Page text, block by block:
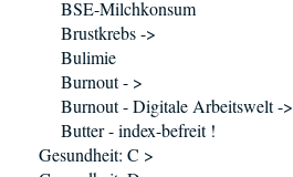
BSE-Milchkonsum
Brustkrebs ->
Bulimie
Burnout - >
Burnout - Digitale Arbeitswelt ->
Butter - index-befreit !
Gesundheit: C >